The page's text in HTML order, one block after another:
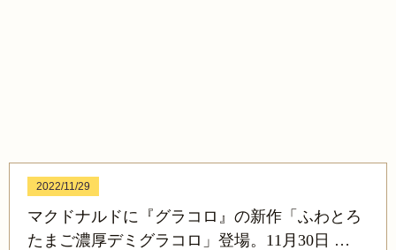
2022/11/29
マクドナルドに『グラコロ』の新作「ふわとろ
たまご濃厚デミグラコロ」登場。11月30日 …